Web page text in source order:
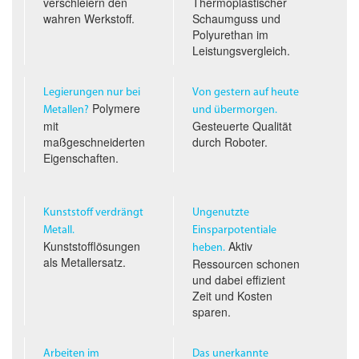
wahren Werkstoff.
Schaumguss und
Polyurethan im
Leistungs­vergleich.
Legierungen nur bei
Metallen? Polymere
mit
maßgeschneiderten
Eigenschaften.
Von gestern auf heute
und übermorgen.
Gesteuerte Qualität
durch Roboter.
Kunststoff verdrängt
Metall.
Kunststofflösungen
als Metallersatz.
Ungenutzte
Einsparpotentiale
heben.Aktiv
Ressourcen schonen
und dabei effizient
Zeit und Kosten
sparen.
Arbeiten im Das unerkannte